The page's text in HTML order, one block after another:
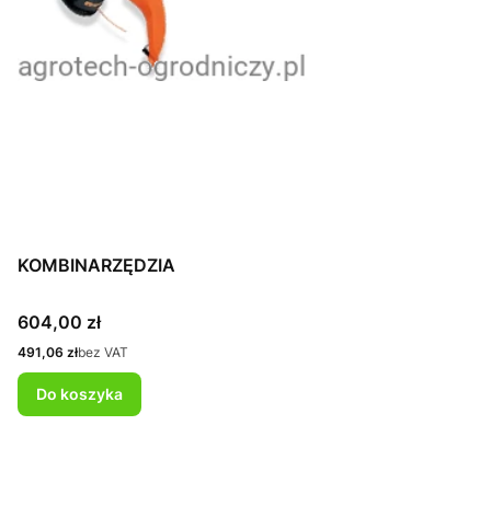
KOMBINARZĘDZIA
Cena
604,00 zł
Cena
491,06 złbez VAT
Do koszyka